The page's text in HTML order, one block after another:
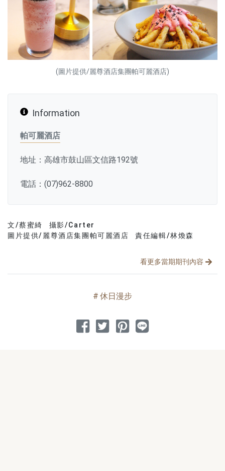
(圖片提供/麗尊酒店集團帕可麗酒店)
Information
帕可麗酒店
地址：高雄市鼓山區文信路192號
電話：(07)962-8800
文/蔡蜜綺
攝影/Carter
圖片提供/麗尊酒店集團帕可麗酒店
責任編輯/林煥森
看更多當期期刊內容
休日漫步
分享到 Facebook
分享到 Twitter
分享到 Pinterest
分享到 Line